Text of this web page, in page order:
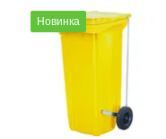
Новинка